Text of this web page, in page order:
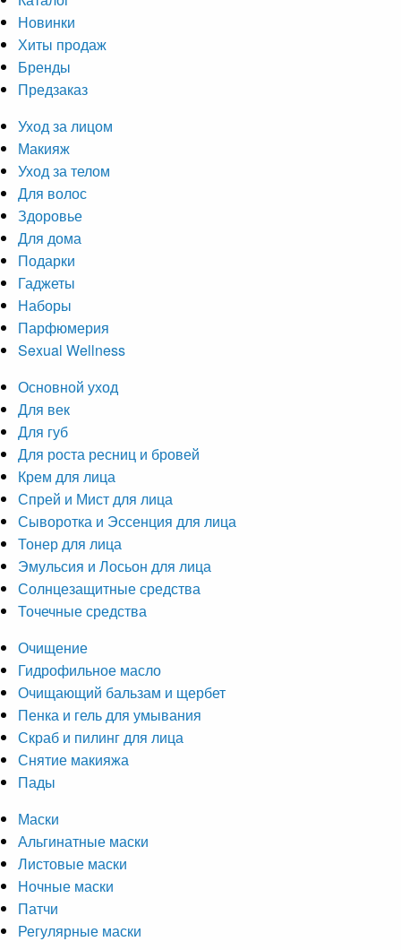
Новинки
Хиты продаж
Бренды
Предзаказ
Уход за лицом
Макияж
Уход за телом
Для волос
Здоровье
Для дома
Подарки
Гаджеты
Наборы
Парфюмерия
Sexual Wellness
Основной уход
Для век
Для губ
Для роста ресниц и бровей
Крем для лица
Спрей и Мист для лица
Сыворотка и Эссенция для лица
Тонер для лица
Эмульсия и Лосьон для лица
Солнцезащитные средства
Точечные средства
Очищение
Гидрофильное масло
Очищающий бальзам и щербет
Пенка и гель для умывания
Скраб и пилинг для лица
Снятие макияжа
Пады
Маски
Альгинатные маски
Листовые маски
Ночные маски
Патчи
Регулярные маски